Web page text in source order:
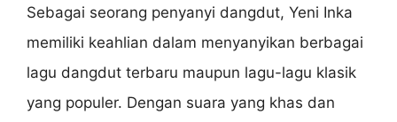
Sebagai seorang penyanyi dangdut, Yeni Inka
memiliki keahlian dalam menyanyikan berbagai
lagu dangdut terbaru maupun lagu-lagu klasik
yang populer. Dengan suara yang khas dan